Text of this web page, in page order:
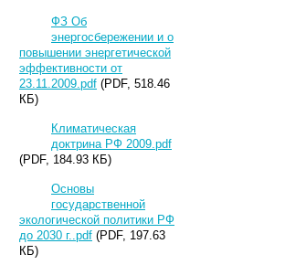
ФЗ Об
энергосбережении и о
повышении энергетической
эффективности от
23.11.2009.pdf (PDF, 518.46
КБ)
Климатическая
доктрина РФ 2009.pdf
(PDF, 184.93 КБ)
Основы
государственной
экологической политики РФ
до 2030 г..pdf (PDF, 197.63
КБ)